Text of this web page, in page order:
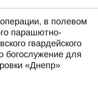
в полевом
парашютно-
гвардейского
для
«Днепр»